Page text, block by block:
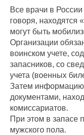
Все врачи в
говоря, находятся
могут быть
Организации
воинском учете,
запасников, со
учета (военных
Затем информацию
документами,
комиссариатов.
При этом в запасе
мужского пола.